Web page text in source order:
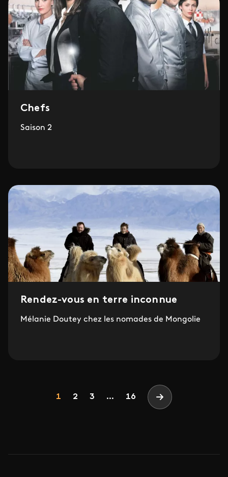
Chefs
Saison 2
Rendez-vous en terre inconnue
Mélanie Doutey chez les nomades de Mongolie
Page
1 Page
2 Page
3 ... 16 Page suivante